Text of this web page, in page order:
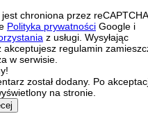
jest chroniona przez
Polityka prywatności Google i
z usługi. Wysyłając
akceptujesz regulamin
w serwisie.
został dodany. Po
na stronie.